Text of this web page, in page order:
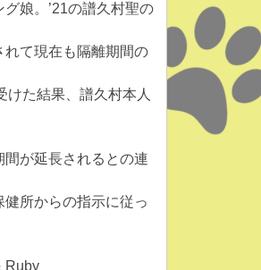
娘。’21の譜久村聖の
て現在も隔離期間の
た結果、譜久村本人
が延長されるとの連
所からの指示に従っ
Ruby